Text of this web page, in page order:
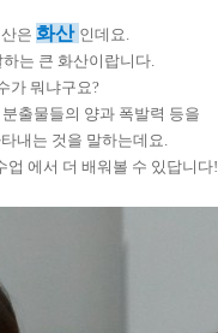
은 화산 인데요.
는 큰 화산이랍니다.
가 뭐냐구요?
출물들의 양과 폭발력 등을
내는 것을 말하는데요.
에서 더 배워볼 수 있답니다!